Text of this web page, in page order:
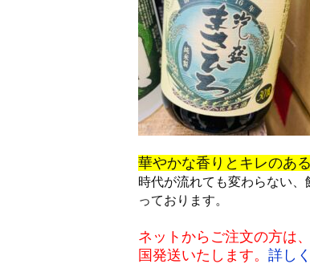
華やかな香りとキレのあ
時代が流れても変わらない
っております。
ネットからご注文の方は
国発送いたします。 詳し